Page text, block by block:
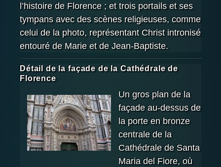
l’histoire de Florence ; et trois portails et ses
tympans avec des scènes religieuses, comme
celui de la photo, représentant Christ intronisé
entouré de Marie et de Jean-Baptiste.
Détail de la façade de la Cathédrale de
Florence
Un gros plan de la
façade au-dessus de
la porte en bronze
centrale de la
Cathédrale de Santa
Maria del Fiore, où